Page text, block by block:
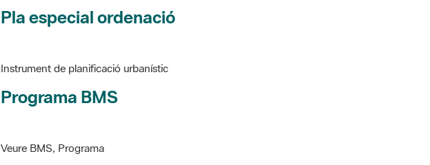
Pla especial ordenació
Instrument de planificació urbanístic
Programa BMS
Veure BMS, Programa